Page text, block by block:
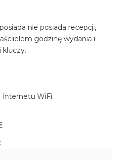
nie posiada recepcji,
godzinę wydania i
kluczy.
Internetu WiFi.